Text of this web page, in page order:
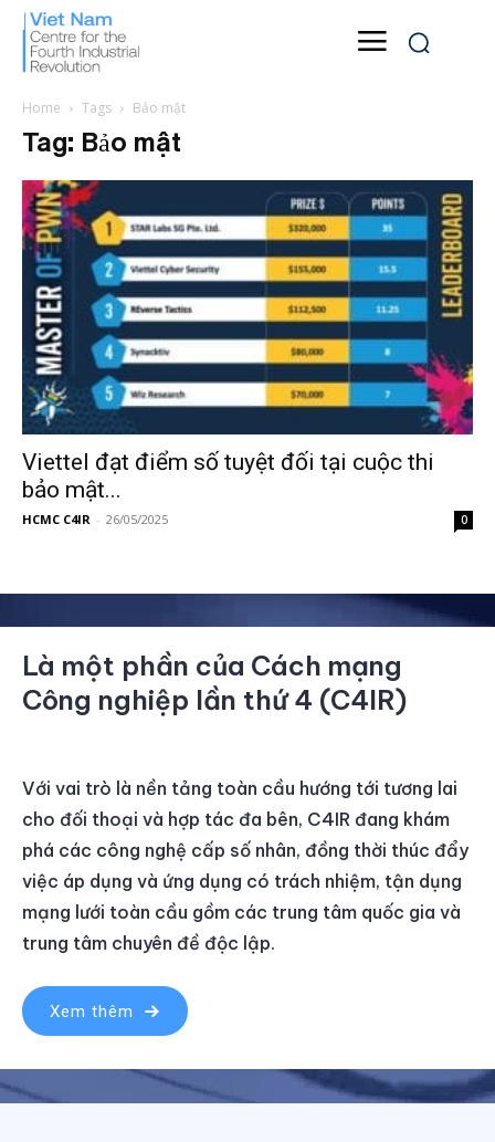
Home Tags Bảo mật
Tag: Bảo mật
Viettel đạt điểm số tuyệt đối tại cuộc thi
bảo mật...
HCMC C4IR - 26/05/2025 0
Là một phần của Cách mạng
Công nghiệp lần thứ 4 (C4IR)
Với vai trò là nền tảng toàn cầu hướng tới tương lai
cho đối thoại và hợp tác đa bên, C4IR đang khám
phá các công nghệ cấp số nhân, đồng thời thúc đẩy
việc áp dụng và ứng dụng có trách nhiệm, tận dụng
mạng lưới toàn cầu gồm các trung tâm quốc gia và
trung tâm chuyên đề độc lập.
Xem thêm